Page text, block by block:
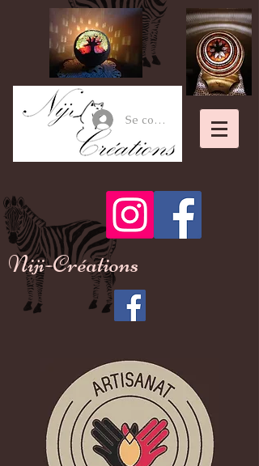
Se connecter
Niji-Créations